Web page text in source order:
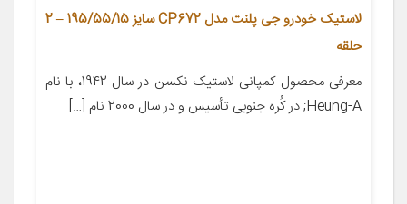
لاستیک خودرو جی پلنت مدل CP672 سایز 195/55/15 – 2
حلقه
معرفی محصول کمپانی لاستیک نکسن در سال 1942، با نام
Heung-A; در کُره­ جنوبی تأسیس و در سال 2000 نام […]